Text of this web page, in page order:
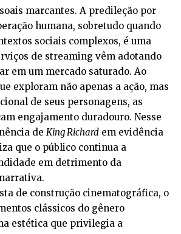
marcantes. A predileção por
humana, sobretudo quando
sociais complexos, é uma
de streaming vêm adotando
em um mercado saturado. Ao
exploram não apenas a ação, mas
de seus personagens, as
engajamento duradouro. Nesse
de King Richard em evidência
que o público continua a
em detrimento da
de construção cinematográfica, o
clássicos do gênero
estética que privilegia a